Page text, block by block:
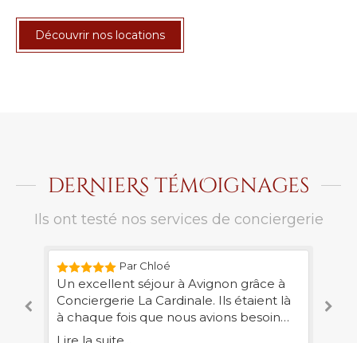
Découvrir nos locations
deRnieRs témOignages
Ils ont testé nos services de conciergerie
Par Chloé
Un excellent séjour à Avignon grâce à
Conciergerie La Cardinale. Ils étaient là
à chaque fois que nous avions besoin
d'eux, et ils ont rendu notre expérience